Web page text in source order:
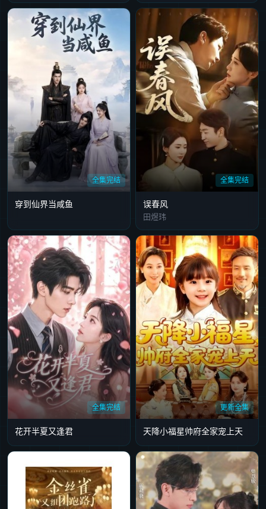
全集完结
穿到仙界当咸鱼
全集完结
误春风
田煜玮
全集完结
花开半夏又逢君
更新全集
天降小福星帅府全家宠上天